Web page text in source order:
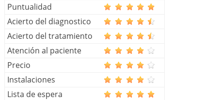
Puntualidad
Acierto del diagnostico
Acierto del tratamiento
Atención al paciente
Precio
Instalaciones
Lista de espera